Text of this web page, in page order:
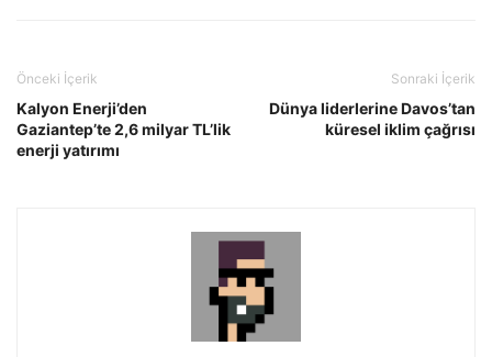
Önceki İçerik
Kalyon Enerji’den
Gaziantep’te 2,6 milyar TL’lik
enerji yatırımı
Sonraki İçerik
Dünya liderlerine Davos’tan
küresel iklim çağrısı